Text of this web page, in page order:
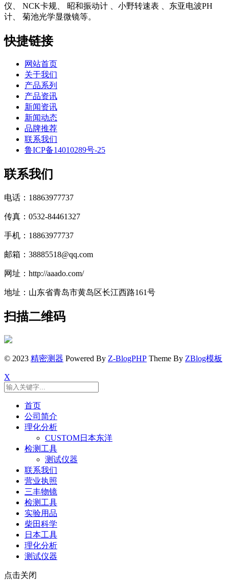
仪、 NCK卡规、 昭和振动计 、小野转速表 、东亚电波PH
计、 菊池光学显微镜等。
快捷链接
网站首页
关于我们
产品系列
产品资讯
新闻资讯
新闻动态
品牌推荐
联系我们
鲁ICP备14010289号-25
联系我们
电话：18863977737
传真：0532-84461327
手机：18863977737
邮箱：38885518@qq.com
网址：http://aaado.com/
地址：山东省青岛市黄岛区长江西路161号
扫描二维码
© 2023 精密测器 Powered By Z-BlogPHP Theme By ZBlog模板
X
首页
公司简介
理化分析
CUSTOM日本东洋
检测工具
测试仪器
联系我们
营业执照
三丰物镜
检测工具
实验用品
柴田科学
日本工具
理化分析
测试仪器
点击关闭